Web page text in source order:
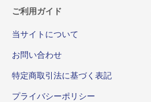
ご利用ガイド
当サイトについて
お問い合わせ
特定商取引法に基づく表記
プライバシーポリシー